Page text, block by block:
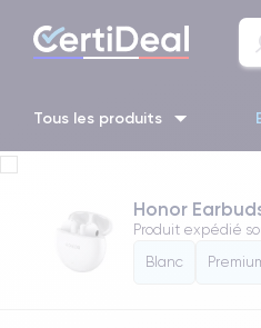
Tous les produits
iPhone 14 pro
Honor
Produit expédié
Blanc